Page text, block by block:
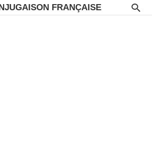
FRANÇAISE